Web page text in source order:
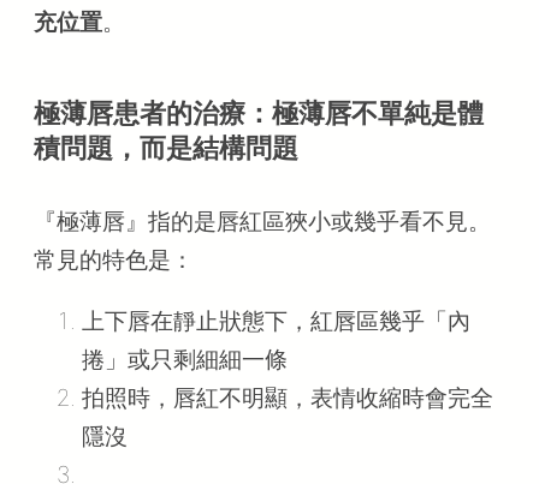
充位置。
極薄唇患者的治療：極薄唇不單純是體
積問題，而是結構問題
『極薄唇』指的是唇紅區狹小或幾乎看不見。
常見的特色是：
上下唇在靜止狀態下，紅唇區幾乎「內
捲」或只剩細細一條
拍照時，唇紅不明顯，表情收縮時會完全
隱沒